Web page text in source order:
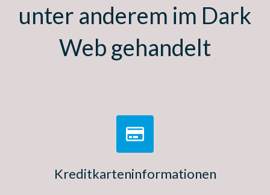
unter anderem im Dark
Web gehandelt
Kreditkarteninformationen